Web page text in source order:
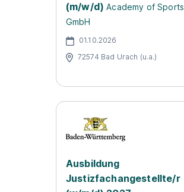
(m/w/d) Academy of Sports
GmbH
01.10.2026
72574 Bad Urach (u.a.)
Ausbildung
Justizfachangestellte/r